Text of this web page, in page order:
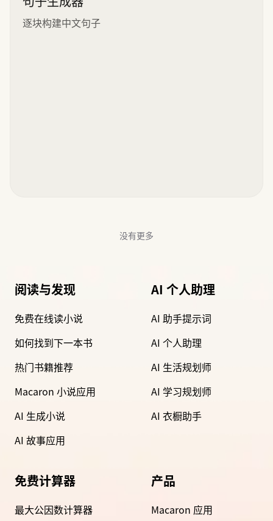
逐块构建中文句子
没有更多
阅读与发现
免费在线读小说
如何找到下一本书
热门书籍推荐
Macaron 小说应用
AI 生成小说
AI 故事应用
AI 个人助理
AI 助手提示词
AI 个人助理
AI 生活规划师
AI 学习规划师
AI 衣橱助手
免费计算器
最大公因数计算器
产品
Macaron 应用